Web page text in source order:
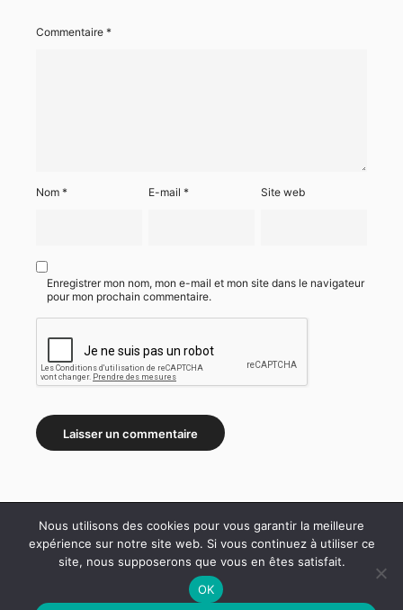
Commentaire *
Nom * E-mail* Site web
Enregistrer mon nom, mon e-mail et mon site dans le navigateur
pour mon prochain commentaire.
WordPress Theme ♥ Proudly built by
Apollo13Themes
Nous utilisons des cookies pour vous garantir la meilleure
expérience sur notre site web. Si vous continuez à utiliser ce
site, nous supposerons que vous en êtes satisfait.
OK